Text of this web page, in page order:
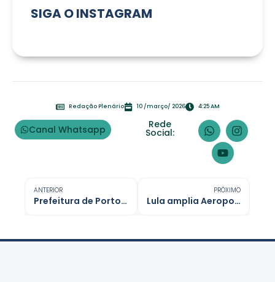
SIGA OINSTAGRAM
Redação Plenário 10 /março/ 2026 4:25 AM
Canal Whatsapp Rede
Social:
ANTERIOR
Prefeitura de Porto Velho valoriza servidores com reajustes, auxílios e novo concurso
PRÓXIMO
Lula amplia Aeroporto Internacional de Belém